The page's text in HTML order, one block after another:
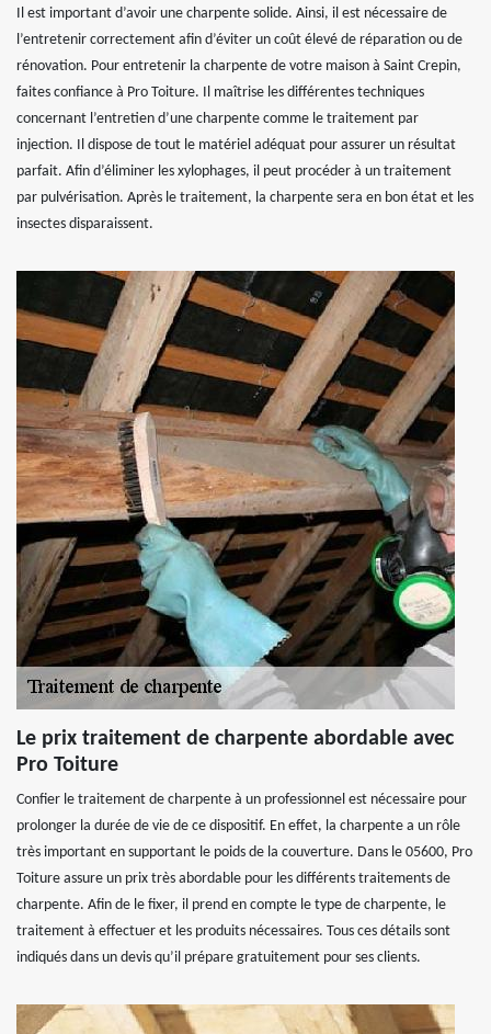
Il est important d’avoir une charpente solide. Ainsi, il est nécessaire de
l’entretenir correctement afin d’éviter un coût élevé de réparation ou de
rénovation. Pour entretenir la charpente de votre maison à Saint Crepin,
faites confiance à Pro Toiture. Il maîtrise les différentes techniques
concernant l’entretien d’une charpente comme le traitement par
injection. Il dispose de tout le matériel adéquat pour assurer un résultat
parfait. Afin d’éliminer les xylophages, il peut procéder à un traitement
par pulvérisation. Après le traitement, la charpente sera en bon état et les
insectes disparaissent.
Le prix traitement de charpente abordable avec
Pro Toiture
Confier le traitement de charpente à un professionnel est nécessaire pour
prolonger la durée de vie de ce dispositif. En effet, la charpente a un rôle
très important en supportant le poids de la couverture. Dans le 05600, Pro
Toiture assure un prix très abordable pour les différents traitements de
charpente. Afin de le fixer, il prend en compte le type de charpente, le
traitement à effectuer et les produits nécessaires. Tous ces détails sont
indiqués dans un devis qu’il prépare gratuitement pour ses clients.